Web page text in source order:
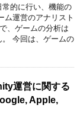
的に行い、機能の
ム運営のアナリスト
、ゲームの分析は
今回は、ゲームの
運営に関する
Apple,